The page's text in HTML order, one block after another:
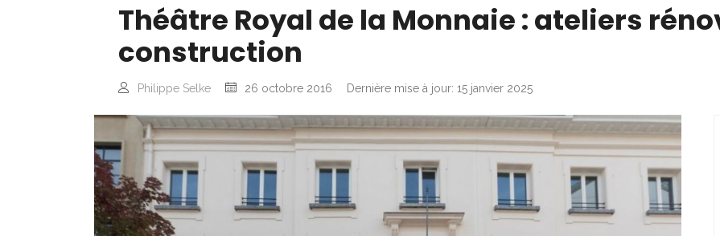
Théâtre Royal de la Monnaie : ateliers
construction
Philippe Selke 26 octobre 2016 Dernière mise à jour: 15 janvier 2025